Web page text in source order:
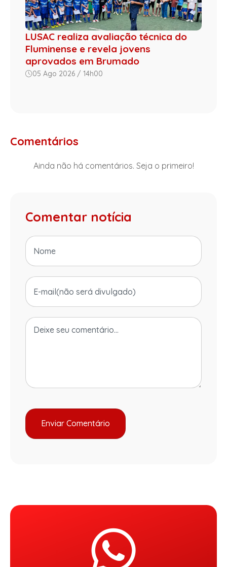
LUSAC realiza avaliação técnica do
Fluminense e revela jovens
aprovados em Brumado
05 Ago 2026 / 14h00
Comentários
Ainda não há comentários. Seja o primeiro!
Comentar notícia